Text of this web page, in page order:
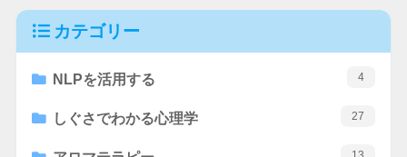
カテゴリー
NLPを活用する 4
しぐさでわかる心理学 27